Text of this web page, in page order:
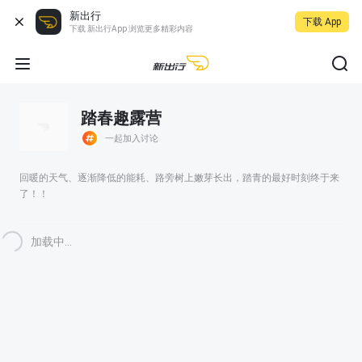
新出行
下载 新出行App 浏览更多精彩内容
下载 App
踏春趣露营
一起加入讨论
回暖的天气、逐渐降低的能耗、路旁树上嫩芽长出，踏青的最好时刻终于来
了！！
加载中...